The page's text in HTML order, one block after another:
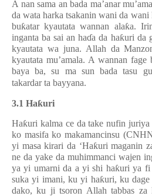
A nan sama an bada ma’anar
da wata harka tsakanin wani da
buƙatar kyautata wannan alaƙa.
inganta ba sai an haɗa da haƙuri da
kyautata wa juna. Allah da
kyautata mu’amala. A wannan fage
baya ba, su ma sun bada tasu
takardar ta bayyana.
3.1 Haƙuri
Haƙuri kalma ce da take nufin juriya
ko masifa ko makamancinsu
yi masa kirari da ‘Haƙuri maganin
ne da yake da muhimmanci wajen
ya yi umarni da a yi shi haƙuri ya fi
suka yi imani, ku yi haƙuri, ku
dako, ku ji tsoron Allah tabbas za